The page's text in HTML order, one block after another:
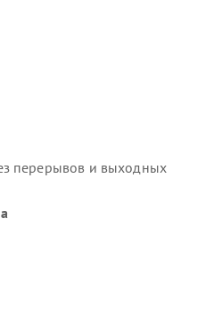
перерывов и выходных